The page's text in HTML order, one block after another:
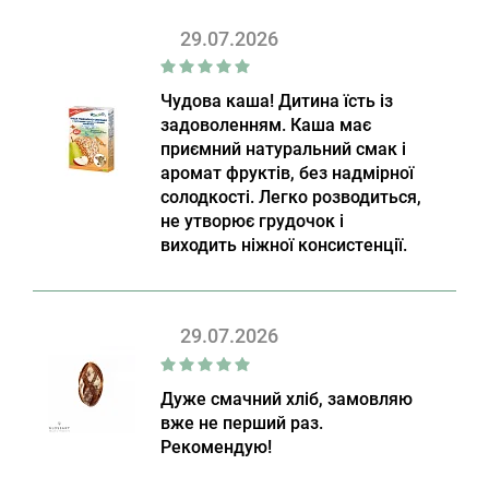
29.07.2026
Чудова каша! Дитина їсть із
задоволенням. Каша має
приємний натуральний смак і
аромат фруктів, без надмірної
солодкості. Легко розводиться,
не утворює грудочок і
виходить ніжної консистенції.
29.07.2026
Дуже смачний хліб, замовляю
вже не перший раз.
Рекомендую!